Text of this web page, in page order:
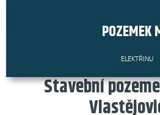
Stavební
POZEMEK
ELEKTŘINU